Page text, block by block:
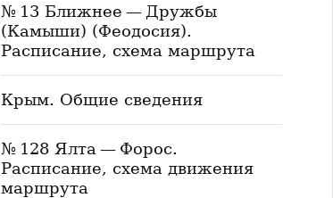
№ 13 Ближнее — Дружбы
(Камыши) (Феодосия).
Расписание, схема маршрута
Крым. Общие сведения
№ 128 Ялта — Форос.
Расписание, схема движения
маршрута